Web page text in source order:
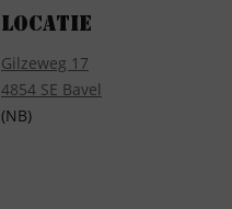
Locatie
Gilzeweg 17
4854 SE Bavel
(NB)